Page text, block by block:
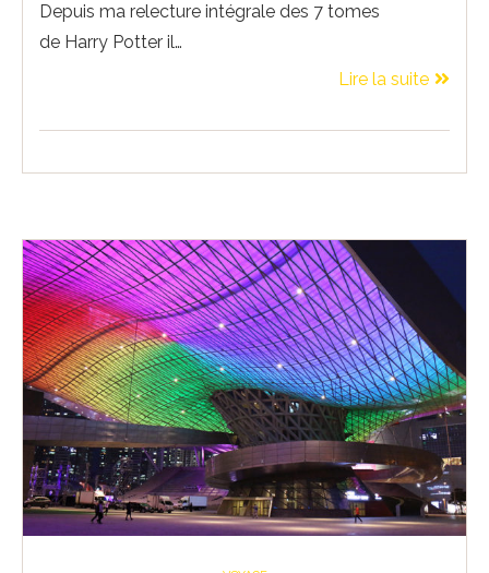
Depuis ma relecture intégrale des 7 tomes
de Harry Potter il…
Lire la suite